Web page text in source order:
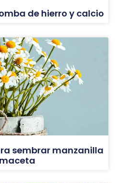
de hierro y calcio
sembrar manzanilla